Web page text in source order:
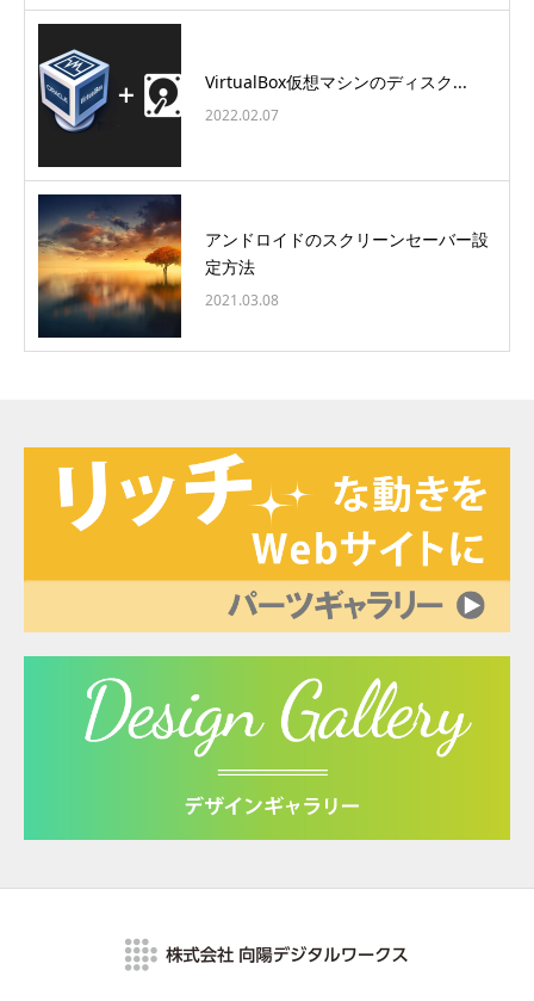
VirtualBox仮想マシンのディスク...
2022.02.07
アンドロイドのスクリーンセーバー設
定方法
2021.03.08